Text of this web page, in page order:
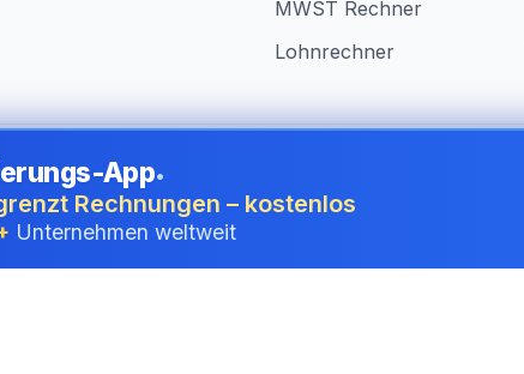
MWST Rechner
Lohnrechner
reserved.• Für Unternehmen in Switzerland
App•
Rechnungen – kostenlos
Unternehmen weltweit